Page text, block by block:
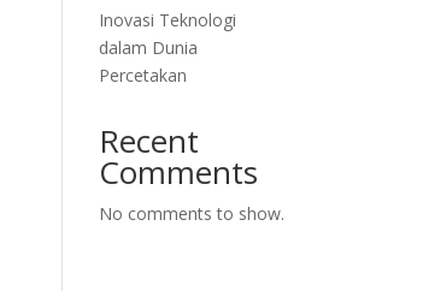
Inovasi Teknologi
dalam Dunia
Percetakan
Recent
Comments
No comments to show.